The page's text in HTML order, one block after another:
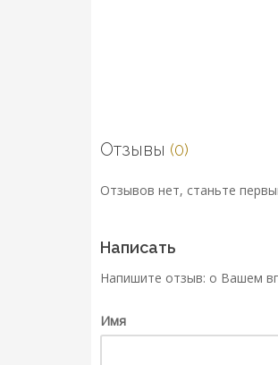
Отзывы (0)
Отзывов нет, станьте
Написать
Напишите отзыв: о Вашем
Имя